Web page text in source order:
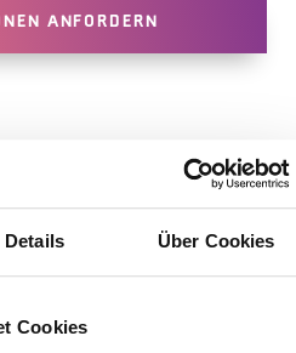
Details Über Cookies
Cookies
ANFORDERN